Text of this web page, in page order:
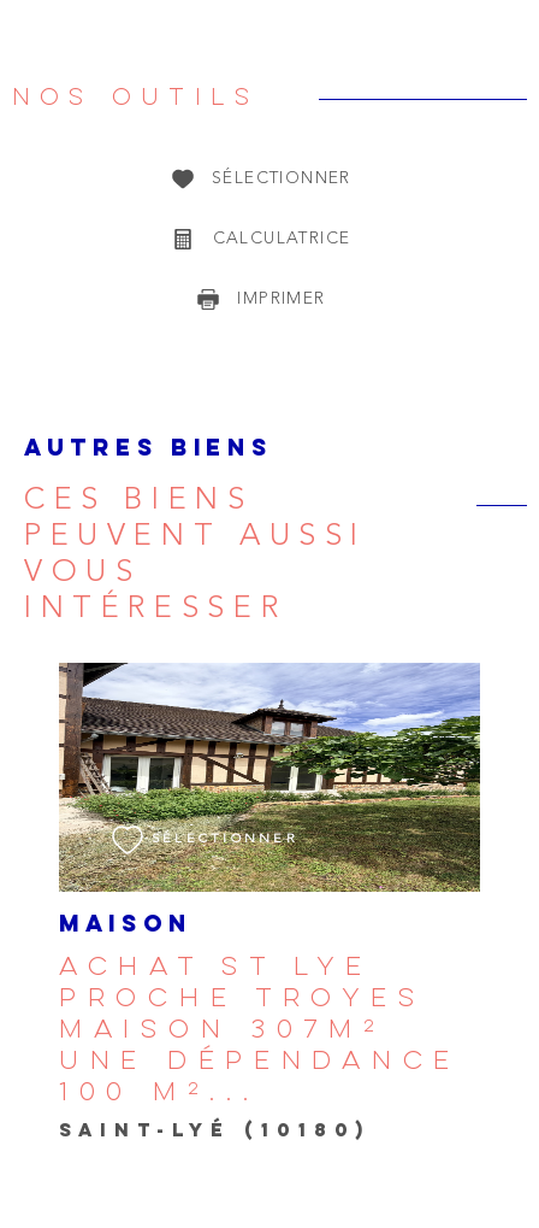
NOS OUTILS
SÉLECTIONNER
CALCULATRICE
IMPRIMER
AUTRES BIENS
CES BIENS
PEUVENT AUSSI
VOUS
INTÉRESSER
MAISON
ACHAT ST LYE
PROCHE TROYES
MAISON 307M²
UNE DÉPENDANCE
100 M²...
SAINT-LYÉ (10180)
SÉLECTIONNER
VOIR LE BIEN